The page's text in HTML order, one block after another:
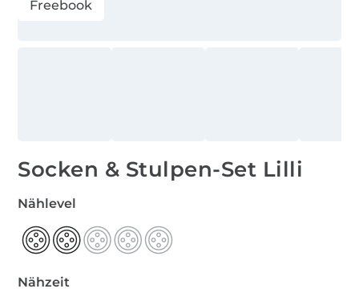
Freebook
Socken & Stulpen-Set Lilli
Nählevel
Nähzeit